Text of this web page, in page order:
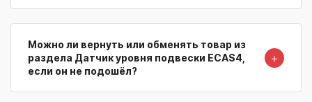
Можно ли вернуть или обменять товар из
раздела Датчик уровня подвески ECAS4,
если он не подошёл?
＋